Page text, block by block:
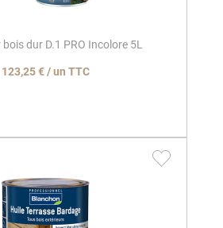
dur D.1 PRO Incolore 5L
123,25 € / un TTC